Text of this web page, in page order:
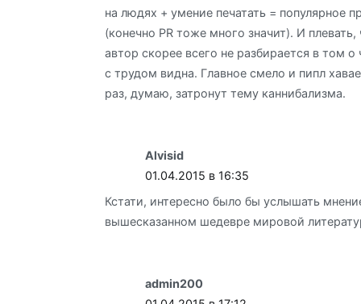
на людях + умение печатать = популярное
(конечно PR тоже много значит). И плевать,
автор скорее всего не разбирается в том
с трудом видна. Главное смело и пипл
раз, думаю, затронут тему каннибализма.
Alvisid
01.04.2015 в 16:35
Кстати, интересно было бы услышать
вышесказанном шедевре мировой
admin200